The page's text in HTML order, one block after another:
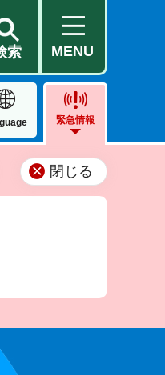
索 MENU
公営住宅
緊急情報
閉じる